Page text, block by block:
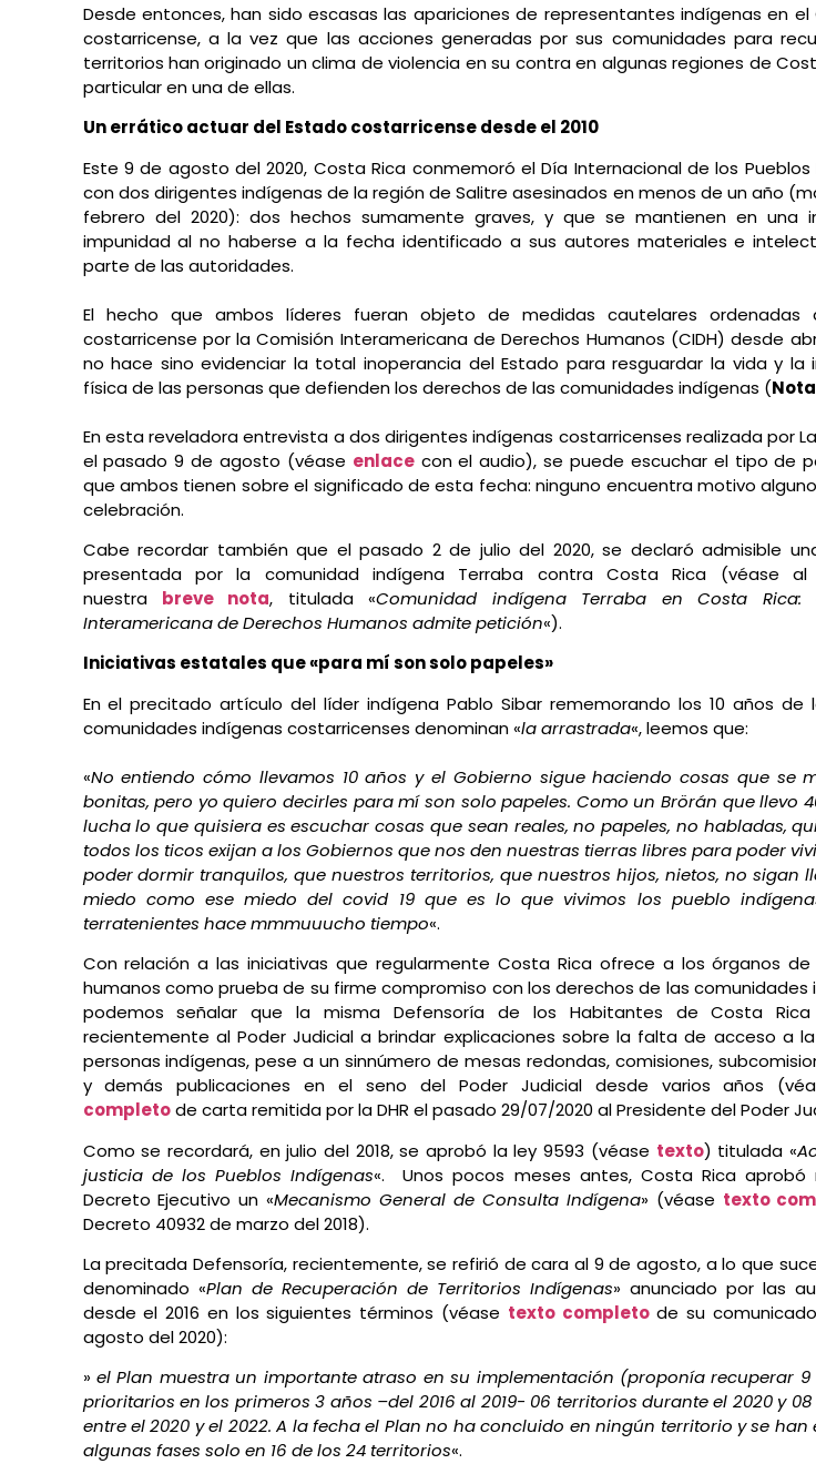
Desde entonces, han sido escasas las apariciones de representantes indígenas en el
costarricense, a la vez que las acciones generadas por sus comunidades para
territorios han originado un clima de violencia en su contra en algunas regiones de
particular en una de ellas.
Un errático actuar del Estado costarricense desde el 2010
Este 9 de agosto del 2020, Costa Rica conmemoró el Día Internacional de los Pueblos
con dos dirigentes indígenas de la región de Salitre asesinados en menos de un año
febrero del 2020): dos hechos sumamente graves, y que se mantienen en una
impunidad al no haberse a la fecha identificado a sus autores materiales e
parte de las autoridades.
El hecho que ambos líderes fueran objeto de medidas cautelares ordenadas
costarricense por la Comisión Interamericana de Derechos Humanos (CIDH) desde
no hace sino evidenciar la total inoperancia del Estado para resguardar la vida y la
física de las personas que defienden los derechos de las comunidades indígenas (
En esta reveladora entrevista a dos dirigentes indígenas costarricenses realizada por
el pasado 9 de agosto (véase enlacecon el audio), se puede escuchar el tipo de
que ambos tienen sobre el significado de esta fecha: ninguno encuentra motivo
celebración.
Cabe recordar también que el pasado 2 de julio del 2020, se declaró admisible
presentada por la comunidad indígena Terraba contra Costa Rica (véase al
nuestra breve nota, titulada «Comunidad indígena Terraba en Costa Rica:
Interamericana de Derechos Humanos admite petición«).
Iniciativas estatales que «para mí son solo papeles»
En el precitado artículo del líder indígena Pablo Sibar rememorando los 10 años de
comunidades indígenas costarricenses denominan «la arrastrada«, leemos que:
«No entiendo cómo llevamos 10 años y el Gobierno sigue haciendo cosas que se
bonitas, pero yo quiero decirles para mí son solo papeles. Como un Brörán que llevo
lucha lo que quisiera es escuchar cosas que sean reales, no papeles, no habladas,
todos los ticos exijan a los Gobiernos que nos den nuestras tierras libres para poder
poder dormir tranquilos, que nuestros territorios, que nuestros hijos, nietos, no sigan
miedo como ese miedo del covid 19 que es lo que vivimos los pueblo
terratenientes hace mmmuuucho tiempo«.
Con relación a las iniciativas que regularmente Costa Rica ofrece a los órganos de
humanos como prueba de su firme compromiso con los derechos de las comunidades
podemos señalar que la misma Defensoría de los Habitantes de Costa Rica
recientemente al Poder Judicial a brindar explicaciones sobre la falta de acceso a
personas indígenas, pese a un sinnúmero de mesas redondas, comisiones,
y demás publicaciones en el seno del Poder Judicial desde varios años
completode carta remitida por la DHR el pasado 29/07/2020 al Presidente del Poder
Como se recordará, en julio del 2018, se aprobó la ley 9593 (véase texto) titulada «
justicia de los Pueblos Indígenas«. Unos pocos meses antes, Costa Rica aprobó
Decreto Ejecutivo un «Mecanismo General de Consulta Indígena» (véase texto
Decreto 40932 de marzo del 2018).
La precitada Defensoría, recientemente, se refirió de cara al 9 de agosto, a lo que
denominado «Plan de Recuperación de Territorios Indígenas» anunciado por las
desde el 2016 en los siguientes términos (véase texto completode su
agosto del 2020):
» el Plan muestra un importante atraso en su implementación (proponía recuperar 9
prioritarios en los primeros 3 años –del 2016 al 2019- 06 territorios durante el 2020 y
entre el 2020 y el 2022. A la fecha el Plan no ha concluido en ningún territorio y se han
algunas fases solo en 16 de los 24 territorios«.